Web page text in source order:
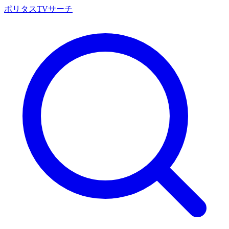
ポリタスTVサーチ